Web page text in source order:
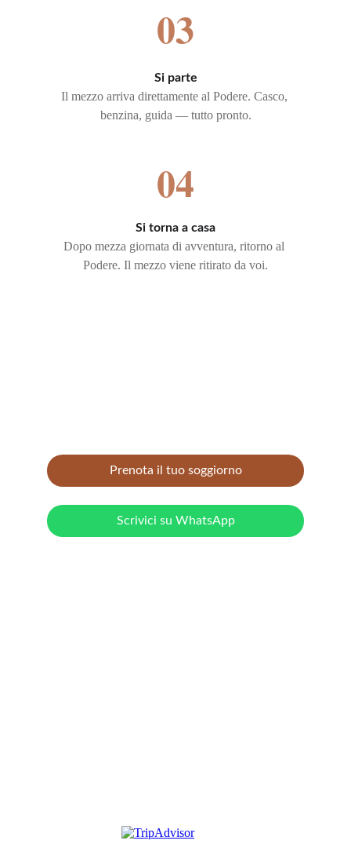
Si parte
Il mezzo arriva direttamente al Podere. Casco,
benzina, guida — tutto pronto.
03
Si torna a casa
Dopo mezza giornata di avventura, ritorno al
Podere. Il mezzo viene ritirato da voi.
04
Prenota il tuo soggiorno
Scrivici su WhatsApp